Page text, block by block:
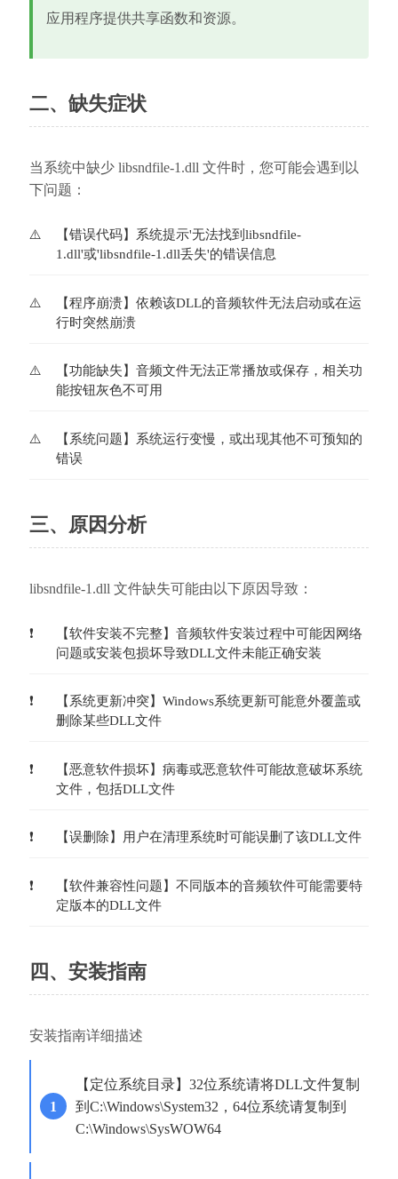
应用程序提供共享函数和资源。
二、缺失症状
当系统中缺少 libsndfile-1.dll 文件时，您可能会遇到以
下问题：
【错误代码】系统提示'无法找到libsndfile-
1.dll'或'libsndfile-1.dll丢失'的错误信息
【程序崩溃】依赖该DLL的音频软件无法启动或在运
行时突然崩溃
【功能缺失】音频文件无法正常播放或保存，相关功
能按钮灰色不可用
【系统问题】系统运行变慢，或出现其他不可预知的
错误
三、原因分析
libsndfile-1.dll 文件缺失可能由以下原因导致：
【软件安装不完整】音频软件安装过程中可能因网络
问题或安装包损坏导致DLL文件未能正确安装
【系统更新冲突】Windows系统更新可能意外覆盖或
删除某些DLL文件
【恶意软件损坏】病毒或恶意软件可能故意破坏系统
文件，包括DLL文件
【误删除】用户在清理系统时可能误删了该DLL文件
【软件兼容性问题】不同版本的音频软件可能需要特
定版本的DLL文件
四、安装指南
安装指南详细描述
【定位系统目录】32位系统请将DLL文件复制
到C:\Windows\System32，64位系统请复制到
C:\Windows\SysWOW64